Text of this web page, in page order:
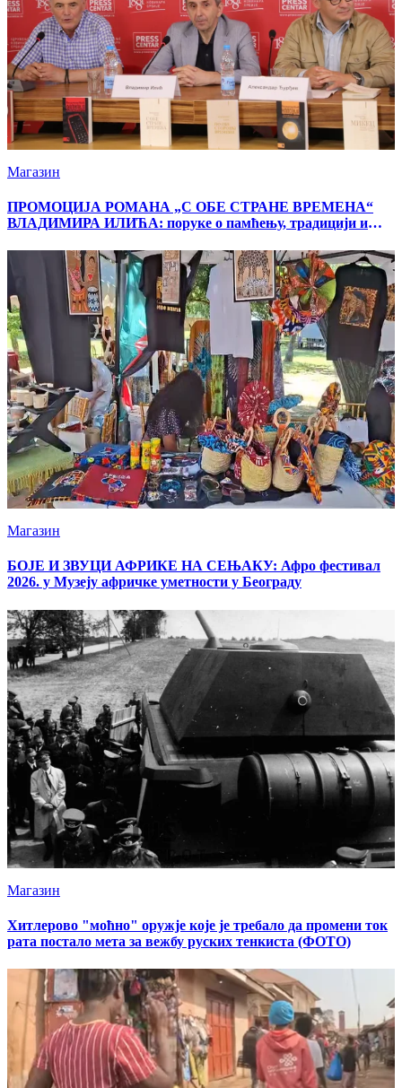
Магазин
ПРОМОЦИЈА РОМАНА „С ОБЕ СТРАНЕ ВРЕМЕНА“
ВЛАДИМИРА ИЛИЋА: поруке о памћењу, традицији и
Магазин
БОЈЕ И ЗВУЦИ АФРИКЕ НА СЕЊАКУ: Афро фестивал
2026. у Музеју афричке уметности у Београду
Магазин
Хитлерово "моћно" оружје које је требало да промени ток
рата постало мета за вежбу руских тенкиста (ФОТО)